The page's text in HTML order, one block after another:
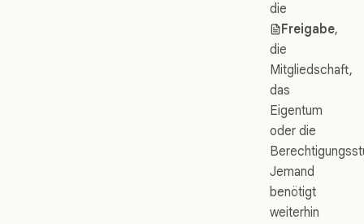
die
Freigabe,
die
Mitgliedschaft,
das
Eigentum
oder die
Jemand
benötigt
weiterhin